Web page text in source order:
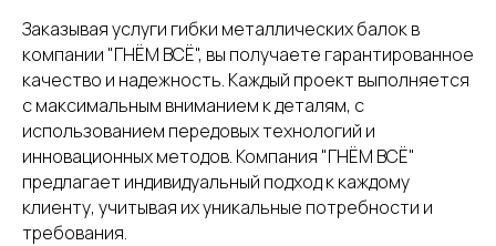
Каталог услуг
Заказывая услуги гибки металлических балок в
компании "ГНЁМ ВСЁ", вы получаете гарантированное
качество и надежность. Каждый проект выполняется
с максимальным вниманием к деталям, с
использованием передовых технологий и
инновационных методов. Компания "ГНЁМ ВСЁ"
предлагает индивидуальный подход к каждому
клиенту, учитывая их уникальные потребности и
требования.
3319970@bk.ru
2026 © ООО «ГНЁМ ВСЁ»
Политика конфиденциальности
8 (812) 331-99-70